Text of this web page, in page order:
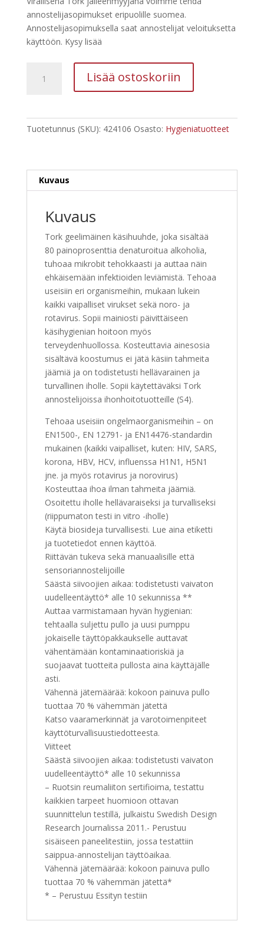
annostelijasopimukset eripuolille suomea.
Annostelijasopimuksella saat annostelijat veloituksetta
käyttöön. Kysy lisää
geelimäinen
määrä
Lisää ostoskoriin
Tuotetunnus (SKU): 424106 Osasto: Hygieniatuotteet
Kuvaus
Kuvaus
Tork geelimäinen käsihuuhde, joka sisältää
80 painoprosenttia denaturoitua alkoholia,
tuhoaa mikrobit tehokkaasti ja auttaa näin
ehkäisemään infektioiden leviämistä. Tehoaa
useisiin eri organismeihin, mukaan lukein
kaikki vaipalliset virukset sekä noro- ja
rotavirus. Sopii mainiosti päivittäiseen
käsihygienian hoitoon myös
terveydenhuollossa. Kosteuttavia ainesosia
sisältävä koostumus ei jätä käsiin tahmeita
jäämiä ja on todistetusti hellävarainen ja
turvallinen iholle. Sopii käytettäväksi Tork
annostelijoissa ihonhoitotuotteille (S4).
Tehoaa useisiin ongelmaorganismeihin – on
EN1500-, EN 12791- ja EN14476-standardin
mukainen (kaikki vaipalliset, kuten: HIV, SARS,
korona, HBV, HCV, influenssa H1N1, H5N1
jne. ja myös rotavirus ja norovirus)
Kosteuttaa ihoa ilman tahmeita jäämiä.
Osoitettu iholle hellävaraiseksi ja turvalliseksi
(riippumaton testi in vitro -iholle)
Käytä biosideja turvallisesti. Lue aina etiketti
ja tuotetiedot ennen käyttöä.
Riittävän tukeva sekä manuaalisille että
sensoriannostelijoille
Säästä siivoojien aikaa: todistetusti vaivaton
uudelleentäyttö* alle 10 sekunnissa **
Auttaa varmistamaan hyvän hygienian:
tehtaalla suljettu pullo ja uusi pumppu
jokaiselle täyttöpakkaukselle auttavat
vähentämään kontaminaatioriskiä ja
suojaavat tuotteita pullosta aina käyttäjälle
asti.
Vähennä jätemäärää: kokoon painuva pullo
tuottaa 70 % vähemmän jätettä
Katso vaaramerkinnät ja varotoimenpiteet
käyttöturvallisuustiedotteesta.
Viitteet
Säästä siivoojien aikaa: todistetusti vaivaton
uudelleentäyttö* alle 10 sekunnissa
– Ruotsin reumaliiton sertifioima, testattu
kaikkien tarpeet huomioon ottavan
suunnittelun testillä, julkaistu Swedish Design
Research Journalissa 2011.- Perustuu
sisäiseen paneelitestiin, jossa testattiin
saippua-annostelijan täyttöaikaa.
Vähennä jätemäärää: kokoon painuva pullo
tuottaa 70 % vähemmän jätettä*
* – Perustuu Essityn testiin